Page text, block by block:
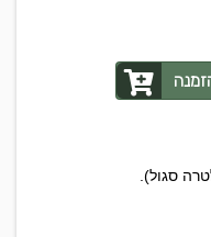
סגול).